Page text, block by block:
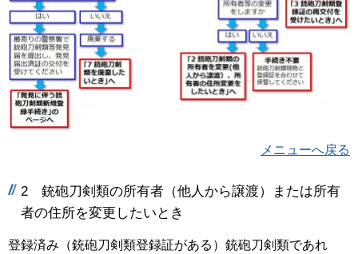
メニューへ戻る
2 銃砲刀剣類の所有者（他人から譲渡）または所有
者の住所を変更したいとき
登録済み（銃砲刀剣類登録証がある）銃砲刀剣類であれ